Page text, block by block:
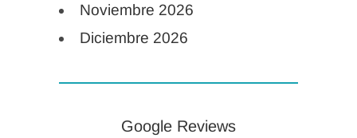
Noviembre 2026
Diciembre 2026
Google Reviews